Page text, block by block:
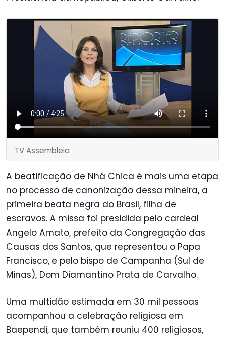
TV Assembleia
A beatificação de Nhá Chica é mais uma etapa
no processo de canonização dessa mineira, a
primeira beata negra do Brasil, filha de
escravos. A missa foi presidida pelo cardeal
Angelo Amato, prefeito da Congregação das
Causas dos Santos, que representou o Papa
Francisco, e pelo bispo de Campanha (Sul de
Minas), Dom Diamantino Prata de Carvalho.
Uma multidão estimada em 30 mil pessoas
acompanhou a celebração religiosa em
Baependi, que também reuniu 400 religiosos,